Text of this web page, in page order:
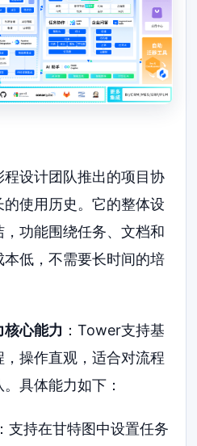
设计团队推出的项目协
使用历史。它的整体设
功能围绕任务、文档和
低，不需要长时间的培
心能力 ：Tower支持基
操作直观，适合对流程
具体能力如下：
：支持在甘特图中设置任务